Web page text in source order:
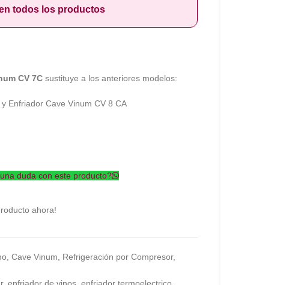
todos los productos
CV 7Csustituye a los anteriores modelos:
Enfriador Cave Vinum CV 8 CA
duda con este producto?
ahora!
Cave Vinum Refrigeración por Compresor,